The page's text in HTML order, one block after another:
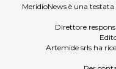
MeridioNews è una
Direttore
Artemide srls ha